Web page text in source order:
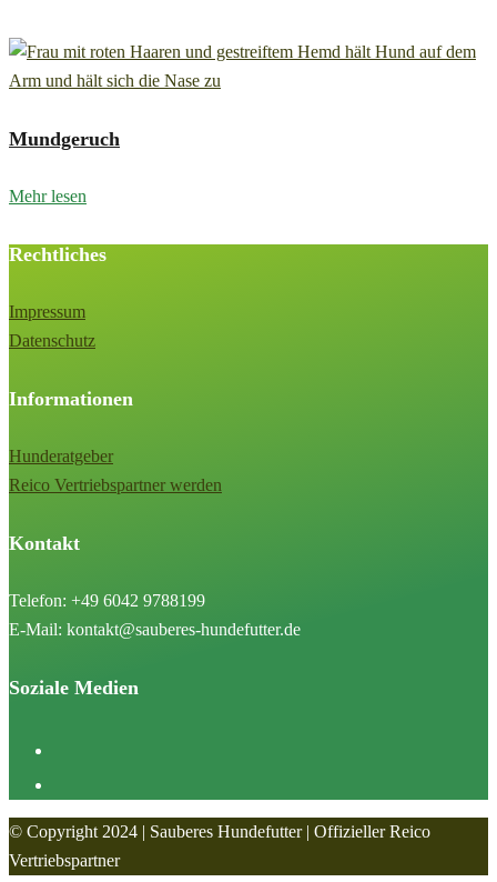
Mundgeruch
Mehr lesen
Rechtliches
Impressum
Datenschutz
Informationen
Hunderatgeber
Reico Vertriebspartner werden
Kontakt
Telefon: +49 6042 9788199
E-Mail: kontakt@sauberes-hundefutter.de
Soziale Medien
© Copyright 2024 | Sauberes Hundefutter | Offizieller Reico
Vertriebspartner